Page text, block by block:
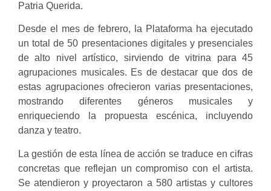
Patria Querida.
Desde el mes de febrero, la Plataforma ha ejecutado
un total de 50 presentaciones digitales y presenciales
de alto nivel artístico, sirviendo de vitrina para 45
agrupaciones musicales. Es de destacar que dos de
estas agrupaciones ofrecieron varias presentaciones,
mostrando diferentes géneros musicales y
enriqueciendo la propuesta escénica, incluyendo
danza y teatro.
La gestión de esta línea de acción se traduce en cifras
concretas que reflejan un compromiso con el artista.
Se atendieron y proyectaron a 580 artistas y cultores